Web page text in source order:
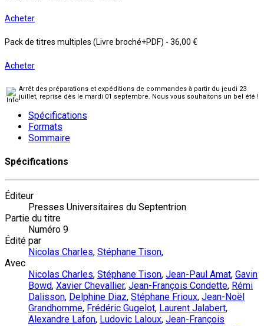
Acheter
Pack de titres multiples (Livre broché+PDF) - 36,00 €
Acheter
Arrêt des préparations et expéditions de commandes à partir du jeudi 23
juillet, reprise dès le mardi 01 septembre. Nous vous souhaitons un bel été !
Spécifications
Formats
Sommaire
Spécifications
Éditeur
Presses Universitaires du Septentrion
Partie du titre
Numéro 9
Édité par
Nicolas Charles, Stéphane Tison,
Avec
Nicolas Charles, Stéphane Tison, Jean-Paul Amat, Gavin
Bowd, Xavier Chevallier, Jean-François Condette, Rémi
Dalisson, Delphine Diaz, Stéphane Frioux, Jean-Noël
Grandhomme, Frédéric Gugelot, Laurent Jalabert,
Alexandre Lafon, Ludovic Laloux, Jean-François